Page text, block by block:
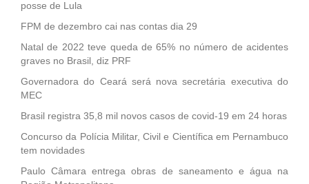
posse de Lula
FPM de dezembro cai nas contas dia 29
Natal de 2022 teve queda de 65% no número de acidentes
graves no Brasil, diz PRF
Governadora do Ceará será nova secretária executiva do
MEC
Brasil registra 35,8 mil novos casos de covid-19 em 24 horas
Concurso da Polícia Militar, Civil e Científica em Pernambuco
tem novidades
Paulo Câmara entrega obras de saneamento e água na